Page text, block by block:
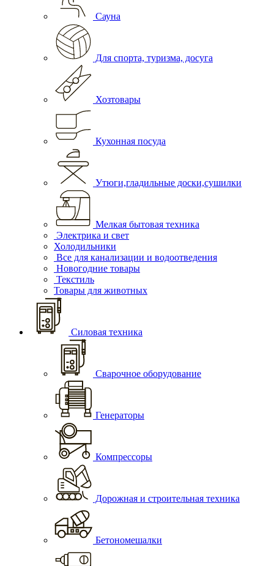
Сауна
Для спорта, туризма, досуга
Хозтовары
Кухонная посуда
Утюги,гладильные доски,сушилки
Мелкая бытовая техника
Электрика и свет
Холодильники
Все для канализации и водоотведения
Новогодние товары
Текстиль
Товары для животных
Силовая техника
Сварочное оборудование
Генераторы
Компрессоры
Дорожная и строительная техника
Бетономешалки